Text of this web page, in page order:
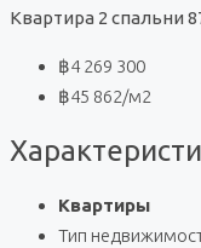
Квартира 2 спальни
฿4 269 300
฿45 862/м2
Квартиры
Тип